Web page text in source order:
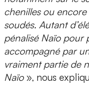
chenilles ou
soudés. Autant
pénalisé Naïo pour
accompagné par
vraiment partie de
Naïo», nous